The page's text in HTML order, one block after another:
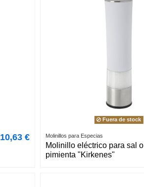
10,63 €
Fuera de stock
Molinillos para Especias
Molinillo eléctrico para sal o
pimienta "Kirkenes"